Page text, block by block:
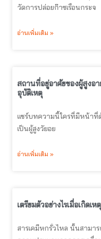
วัดการปล่อยก๊าซเรือนกระจ
อ่านเพิ่มเติม »
สถานที่อยู่อาศัยของผู้สูงอ
อุบัติเหตุ
แชร์บทความนี้ใครที่มีหน้าที่
เป็นผู้สูงวัยอย
อ่านเพิ่มเติม »
เตรียมตัวอย่างไรเมื่อเกิดเ
สารเคมีหกรั่วไหล นั้นสามา